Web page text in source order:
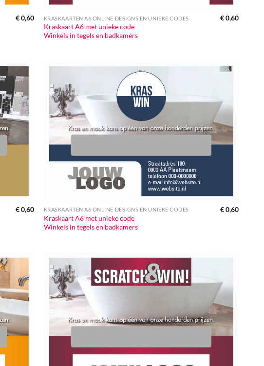
€0,60 KRASKAARTEN A6 ONLINE DESIGNS EN UNIEKE CODES
Kraskaart A6 met unieke code
Winkels in tegels en badkamers
€0,60
€0,60 KRASKAARTEN A6 ONLINE DESIGNS EN UNIEKE CODES
Kraskaart A6 met unieke code
Winkels in tegels en badkamers
€0,60